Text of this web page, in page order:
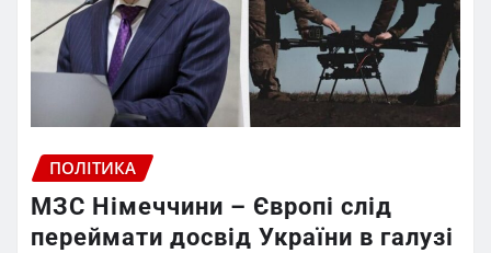
ПОЛІТИКА
МЗС Німеччини – Європі слід
переймати досвід України в галузі